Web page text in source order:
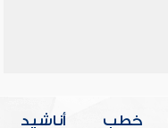
خطب
أناشيد